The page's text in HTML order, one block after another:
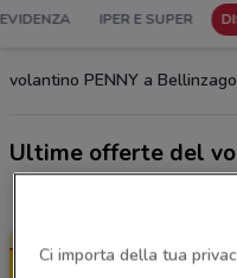
IPER E SUPER
volantino PENNY a
Ultime offerte del
Ci importa della tua